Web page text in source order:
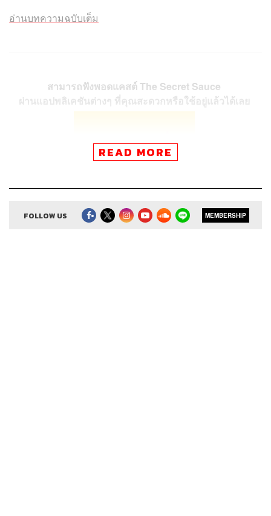
อ่านบทความฉบับเต็ม
สามารถฟังพอดแคสต์ The Secret Sauce
ผ่านแอปพลิเคชันต่างๆ ที่คุณสะดวกหรือใช้อยู่แล้วได้เลย
READ MORE
FOLLOW US MEMBERSHIP